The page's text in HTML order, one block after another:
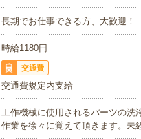
長期でお仕事できる方、大歓迎！
時給1180円
交通費
交通費規定内支給
工作機械に使用されるパーツの洗
作業を徐々に覚えて頂きます。